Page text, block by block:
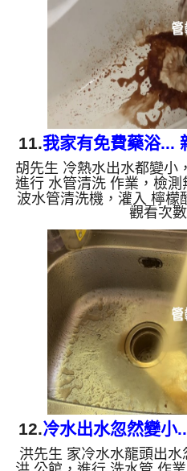
錳，管壁上會結成黑色管
樣黑，有些洗出綠色的水
生鏽產生銅綠
11.我家有免費藥浴...
胡先生 冷熱水出水都變小
進行 水管清洗 作業，檢
波水管清洗機，灌入 檸檬
開啟 水管清洗機 ，啟動
流出髒水，突然變成咖啡
以洗藥浴，二個多小時後
是自來水，如水管老化，
出來的水就會是咖啡色，
會結成黑色管垢，洗出來
洗出綠色的水，是因為裡
綠，如是
觀看次
12.冷水出水忽然變小
洗
洪先生 家冷水水龍頭出